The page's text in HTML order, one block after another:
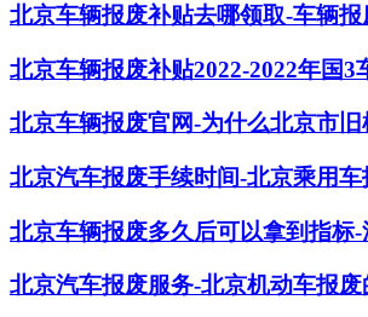
北京车辆报废补贴去哪领取-车辆
北京车辆报废补贴2022-2022年国3
北京车辆报废官网-为什么北京市
北京汽车报废手续时间-北京乘用
北京车辆报废多久后可以拿到指标
北京汽车报废服务-北京机动车报废